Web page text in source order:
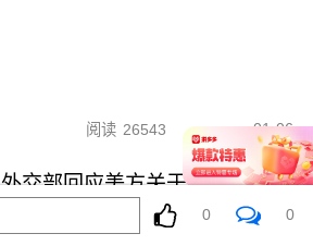
阅读 26543 01-06
外交部回应美方关于中国军事演
0 0